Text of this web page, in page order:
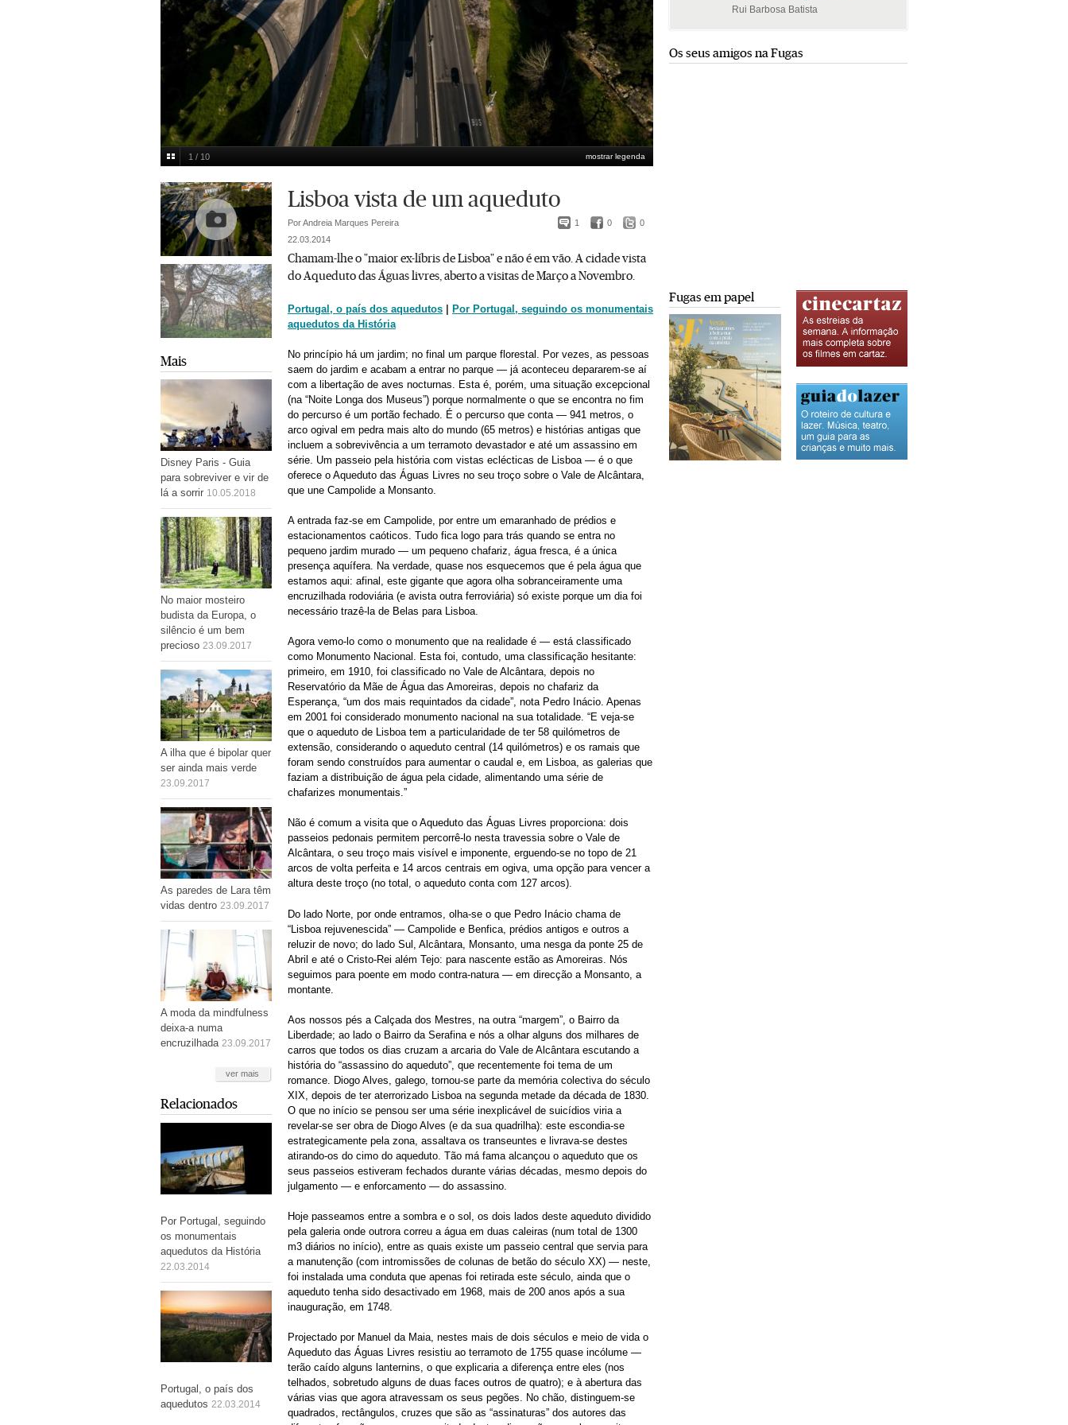
Renato Cruz Santos
mostrar legenda
1 / 10
Multimedia
Mais
Disney Paris - Guia
para sobreviver e vir de
lá a sorrir 10.05.2018
No maior mosteiro
budista da Europa, o
silêncio é um bem
precioso 23.09.2017
A ilha que é bipolar quer
ser ainda mais verde
23.09.2017
As paredes de Lara têm
vidas dentro 23.09.2017
A moda da mindfulness
deixa-a numa
encruzilhada 23.09.2017
ver mais
Relacionados
Por Portugal, seguindo
os monumentais
aquedutos da História
22.03.2014
Portugal, o país dos
aquedutos 22.03.2014
Lisboa vista de um aqueduto
1 0 0
Por Andreia Marques Pereira
22.03.2014
Chamam-lhe o "maior ex-líbris de Lisboa" e não é em vão. A cidade vista
do Aqueduto das Águas livres, aberto a visitas de Março a Novembro.
Portugal, o país dos aquedutos
Por Portugal, seguindo os monumentais
aquedutos da História
No princípio há um jardim; no final um parque florestal. Por vezes, as pessoas
saem do jardim e acabam a entrar no parque — já aconteceu depararem-se aí
com a libertação de aves nocturnas. Esta é, porém, uma situação excepcional
(na “Noite Longa dos Museus”) porque normalmente o que se encontra no fim
do percurso é um portão fechado. É o percurso que conta — 941 metros, o
arco ogival em pedra mais alto do mundo (65 metros) e histórias antigas que
incluem a sobrevivência a um terramoto devastador e até um assassino em
série. Um passeio pela história com vistas eclécticas de Lisboa — é o que
oferece o Aqueduto das Águas Livres no seu troço sobre o Vale de Alcântara,
que une Campolide a Monsanto.
A entrada faz-se em Campolide, por entre um emaranhado de prédios e
estacionamentos caóticos. Tudo fica logo para trás quando se entra no
pequeno jardim murado — um pequeno chafariz, água fresca, é a única
presença aquífera. Na verdade, quase nos esquecemos que é pela água que
estamos aqui: afinal, este gigante que agora olha sobranceiramente uma
encruzilhada rodoviária (e avista outra ferroviária) só existe porque um dia foi
necessário trazê-la de Belas para Lisboa.
Agora vemo-lo como o monumento que na realidade é — está classificado
como Monumento Nacional. Esta foi, contudo, uma classificação hesitante:
primeiro, em 1910, foi classificado no Vale de Alcântara, depois no
Reservatório da Mãe de Água das Amoreiras, depois no chafariz da
Esperança, “um dos mais requintados da cidade”, nota Pedro Inácio. Apenas
em 2001 foi considerado monumento nacional na sua totalidade. “E veja-se
que o aqueduto de Lisboa tem a particularidade de ter 58 quilómetros de
extensão, considerando o aqueduto central (14 quilómetros) e os ramais que
foram sendo construídos para aumentar o caudal e, em Lisboa, as galerias que
faziam a distribuição de água pela cidade, alimentando uma série de
chafarizes monumentais.”
Não é comum a visita que o Aqueduto das Águas Livres proporciona: dois
passeios pedonais permitem percorrê-lo nesta travessia sobre o Vale de
Alcântara, o seu troço mais visível e imponente, erguendo-se no topo de 21
arcos de volta perfeita e 14 arcos centrais em ogiva, uma opção para vencer a
altura deste troço (no total, o aqueduto conta com 127 arcos).
Do lado Norte, por onde entramos, olha-se o que Pedro Inácio chama de
“Lisboa rejuvenescida” — Campolide e Benfica, prédios antigos e outros a
reluzir de novo; do lado Sul, Alcântara, Monsanto, uma nesga da ponte 25 de
Abril e até o Cristo-Rei além Tejo: para nascente estão as Amoreiras. Nós
seguimos para poente em modo contra-natura — em direcção a Monsanto, a
montante.
Aos nossos pés a Calçada dos Mestres, na outra “margem”, o Bairro da
Liberdade; ao lado o Bairro da Serafina e nós a olhar alguns dos milhares de
carros que todos os dias cruzam a arcaria do Vale de Alcântara escutando a
história do “assassino do aqueduto”, que recentemente foi tema de um
romance. Diogo Alves, galego, tornou-se parte da memória colectiva do século
XIX, depois de ter aterrorizado Lisboa na segunda metade da década de 1830.
O que no início se pensou ser uma série inexplicável de suicídios viria a
revelar-se ser obra de Diogo Alves (e da sua quadrilha): este escondia-se
estrategicamente pela zona, assaltava os transeuntes e livrava-se destes
atirando-os do cimo do aqueduto. Tão má fama alcançou o aqueduto que os
seus passeios estiveram fechados durante várias décadas, mesmo depois do
julgamento — e enforcamento — do assassino.
Hoje passeamos entre a sombra e o sol, os dois lados deste aqueduto dividido
pela galeria onde outrora correu a água em duas caleiras (num total de 1300
m3 diários no início), entre as quais existe um passeio central que servia para
a manutenção (com intromissões de colunas de betão do século XX) — neste,
foi instalada uma conduta que apenas foi retirada este século, ainda que o
aqueduto tenha sido desactivado em 1968, mais de 200 anos após a sua
inauguração, em 1748.
Projectado por Manuel da Maia, nestes mais de dois séculos e meio de vida o
Aqueduto das Águas Livres resistiu ao terramoto de 1755 quase incólume —
terão caído alguns lanternins, o que explicaria a diferença entre eles (nos
telhados, sobretudo alguns de duas faces outros de quatro); e à abertura das
várias vias que agora atravessam os seus pegões. No chão, distinguem-se
quadrados, rectângulos, cruzes que são as “assinaturas” dos autores das
Rui Barbosa Batista
Os seus amigos na Fugas
Fugas em papel